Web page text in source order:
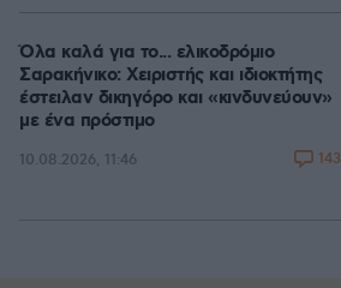
Όλα καλά για το... ελικοδρόμιο
Σαρακήνικο: Χειριστής και ιδιοκτήτης
έστειλαν δικηγόρο και «κινδυνεύουν»
με ένα πρόστιμο
10.08.2026, 11:46 143